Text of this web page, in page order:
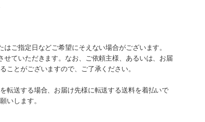
ご指定日などご希望にそえない場合がございます。
ていただきます。なお、ご依頼主様、あるいは、お届
とがございますので、ご了承ください。
転送する場合、お届け先様に転送する送料を着払いで
いします。